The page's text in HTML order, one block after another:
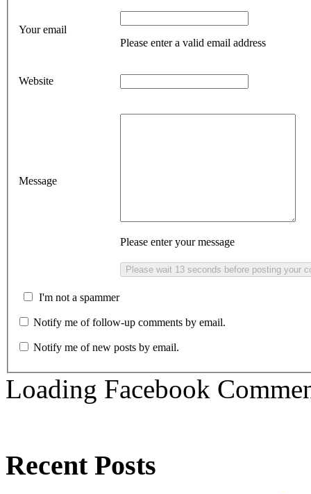
Your email
Please enter a valid email address
Website
Message
Please enter your message
I'm not a spammer
Notify me of follow-up comments by email.
Notify me of new posts by email.
Loading Facebook
Recent Posts